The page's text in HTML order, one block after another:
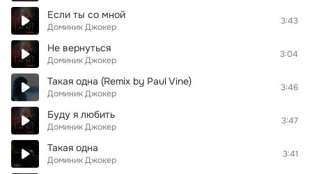
Если ты со мной
Доминик Джокер
3:43
Не вернуться
Доминик Джокер
3:04
Такая одна (Remix by Paul Vine)
Доминик Джокер
3:46
Буду я любить
Доминик Джокер
3:47
Такая одна
Доминик Джокер
3:41